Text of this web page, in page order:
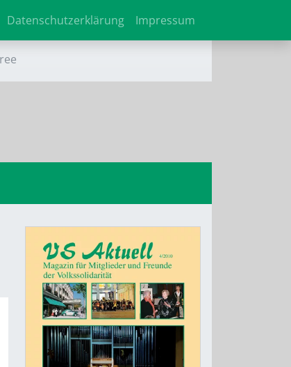
Datenschutzerklärung Impressum